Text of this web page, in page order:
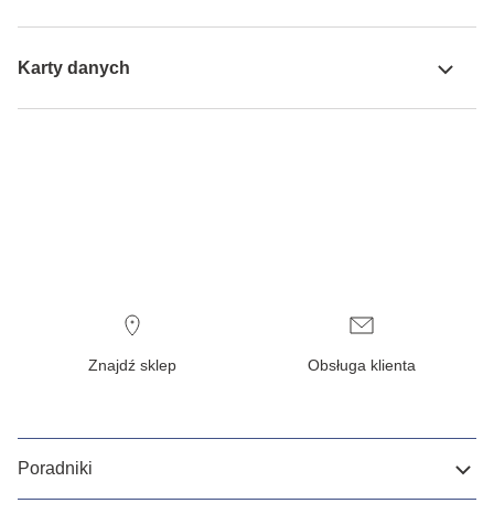
Karty danych
Znajdź sklep Obsługa klienta
Poradniki